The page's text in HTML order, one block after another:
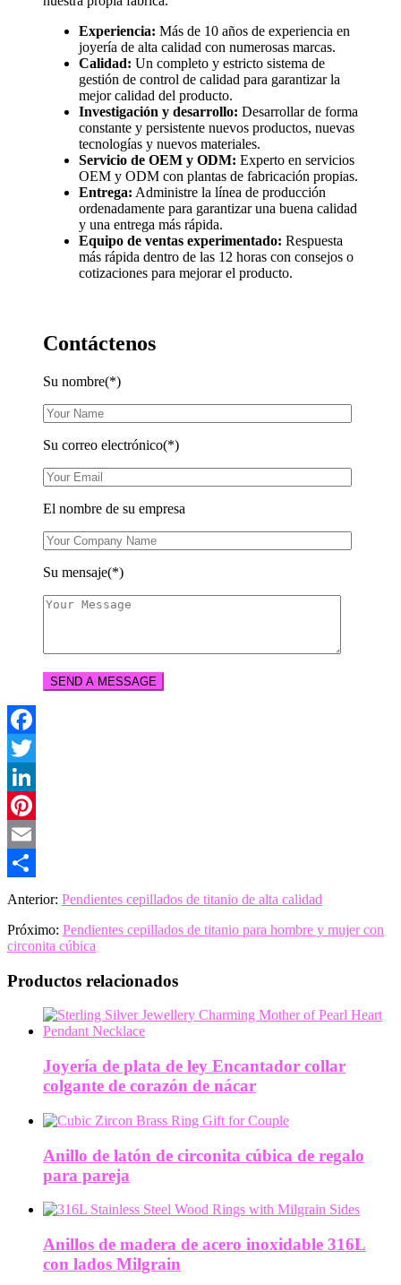
Experiencia: Más de 10 años de experiencia en
joyería de alta calidad con numerosas marcas.
Calidad: Un completo y estricto sistema de
gestión de control de calidad para garantizar la
mejor calidad del producto.
Investigación y desarrollo: Desarrollar de forma
constante y persistente nuevos productos, nuevas
tecnologías y nuevos materiales.
Servicio de OEM y ODM: Experto en servicios
OEM y ODM con plantas de fabricación propias.
Entrega: Administre la línea de producción
ordenadamente para garantizar una buena calidad
y una entrega más rápida.
Equipo de ventas experimentado: Respuesta
más rápida dentro de las 12 horas con consejos o
cotizaciones para mejorar el producto.
Contáctenos
Su nombre(*)
Su correo electrónico(*)
El nombre de su empresa
Su mensaje(*)
Facebook
Twitter
LinkedIn
Pinterest
Email
Share
Anterior: Pendientes cepillados de titanio de alta calidad
Próximo: Pendientes cepillados de titanio para hombre y mujer con
circonita cúbica
Productos relacionados
Joyería de plata de ley Encantador collar
colgante de corazón de nácar
Anillo de latón de circonita cúbica de regalo
para pareja
Anillos de madera de acero inoxidable 316L
con lados Milgrain